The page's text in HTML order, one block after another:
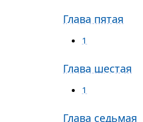
Глава пятая
1
Глава шестая
1
Глава седьмая